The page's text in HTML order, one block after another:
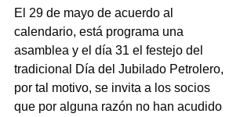
El 29 de mayo de acuerdo al
calendario, está programa una
asamblea y el día 31 el festejo del
tradicional Día del Jubilado Petrolero,
por tal motivo, se invita a los socios
que por alguna razón no han acudido